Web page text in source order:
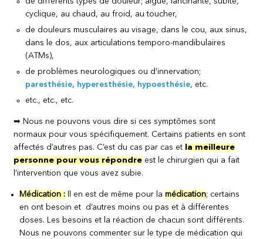
cyclique, au chaud, au froid, au toucher,
de douleurs musculaires au visage, dans le cou, aux sinus,
dans le dos, aux articulations temporo-mandibulaires
(ATMs),
de problèmes neurologiques ou d’innervation;
paresthésie, hyperesthésie, hypoesthésie, etc.
etc., etc., etc.
➡ Nous ne pouvons vous dire si ces symptômes sont
normaux pour vous spécifiquement. Certains patients en sont
affectés d’autres pas. C’est du cas par cas et
la meilleure
personne pour vous répondre est le chirurgien qui a fait
l’intervention que vous avez subie.
Médication : Il en est de même pour lamédication; certains
en ont besoin et d’autres moins ou pas et à différentes
doses. Les besoins et la réaction de chacun sont différents.
Nous ne pouvons commenter sur le type de médication qui